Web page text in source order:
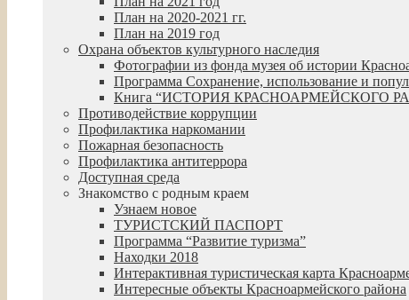
План на 2020-2021 гг.
План на 2019 год
Охрана объектов культурного наследия
Фотографии из фонда музея об истории
Программа Сохранение, использование и
Книга “ИСТОРИЯ КРАСНОАРМЕЙСКОГО
Противодействие коррупции
Профилактика наркомании
Пожарная безопасность
Профилактика антитеррора
Доступная среда
Знакомство с родным краем
Узнаем новое
ТУРИСТСКИЙ ПАСПОРТ
Программа “Развитие туризма”
Находки 2018
Интерактивная туристическая карта
Интересные объекты Красноармейского района